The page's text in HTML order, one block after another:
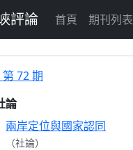
評論 首頁 期刊列表
第 72 期
論
兩岸定位與國家認同
（社論）